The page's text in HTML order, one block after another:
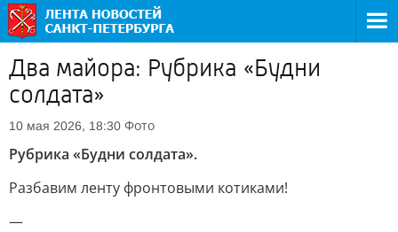
Два майора: Рубрика «Будни
солдата»
10 мая 2026, 18:30 Фото
Рубрика «Будни солдата».
Разбавим ленту фронтовыми котиками!
—